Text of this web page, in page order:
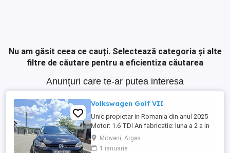
Nu am găsit ceea ce cauți. Selectează categoria și alte
filtre de căutare pentru a eficientiza căutarea
Anunțuri care te-ar putea interesa
Volkswagen Golf VII
Unic propietar in Romania din anul 2025
Motor: 1.6 TDI An fabricatie: luna a 2 a in
2017 Km: 176.400 certificati prin carte
service E6 Dotari: Geamuri electrice fata
Mioveni, Arges
1 ianuarie